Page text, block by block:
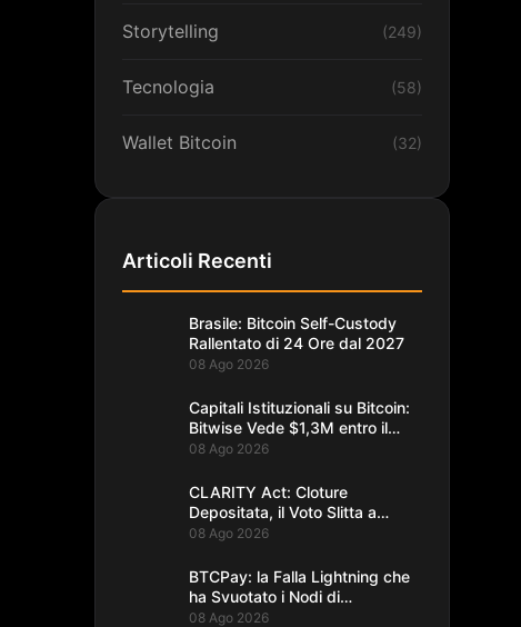
Storytelling (249)
Tecnologia (58)
Wallet Bitcoin (32)
Articoli Recenti
Brasile: Bitcoin Self-Custody
Rallentato di 24 Ore dal 2027
08 Ago 2026
Capitali Istituzionali su Bitcoin:
Bitwise Vede $1,3M entro il
2035
08 Ago 2026
CLARITY Act: Cloture
Depositata, il Voto Slitta a
Settembre
08 Ago 2026
BTCPay: la Falla Lightning che
ha Svuotato i Nodi di
Foundation
08 Ago 2026